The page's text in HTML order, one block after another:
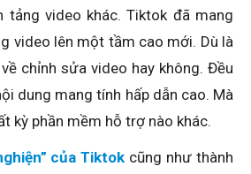
tảng video khác. Tiktok đã mang
video lên một tầm cao mới. Dù là
chỉnh sửa video hay không. Đều
dung mang tính hấp dẫn cao. Mà
kỳ phần mềm hỗ trợ nào khác.
của Tiktok cũng như thành